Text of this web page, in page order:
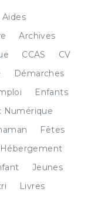
Aides
Archives
CCAS
CV
Démarches
Enfants
Numérique
Fêtes
Hébergement
Jeunes
Livres